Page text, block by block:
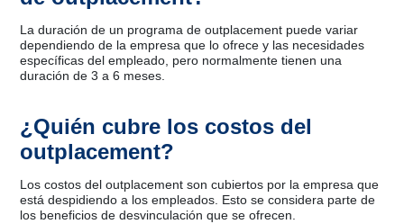
La duración de un programa de outplacement puede variar
dependiendo de la empresa que lo ofrece y las necesidades
específicas del empleado, pero normalmente tienen una
duración de 3 a 6 meses.
¿Quién cubre los costos del
outplacement?
Los costos del outplacement son cubiertos por la empresa que
está despidiendo a los empleados. Esto se considera parte de
los beneficios de desvinculación que se ofrecen.